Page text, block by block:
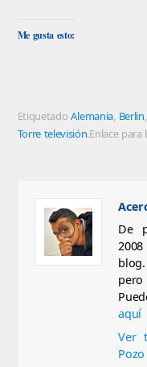
Facebook
Me gusta esto:
EtiquetadoAlemania, Berlin,
Torre televisión.Enlace
De
aquí
Ver
Pozo